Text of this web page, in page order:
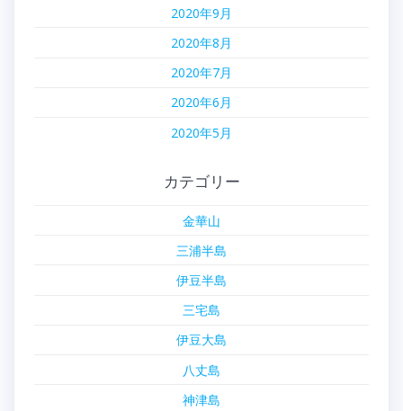
2020年9月
2020年8月
2020年7月
2020年6月
2020年5月
カテゴリー
金華山
三浦半島
伊豆半島
三宅島
伊豆大島
八丈島
神津島